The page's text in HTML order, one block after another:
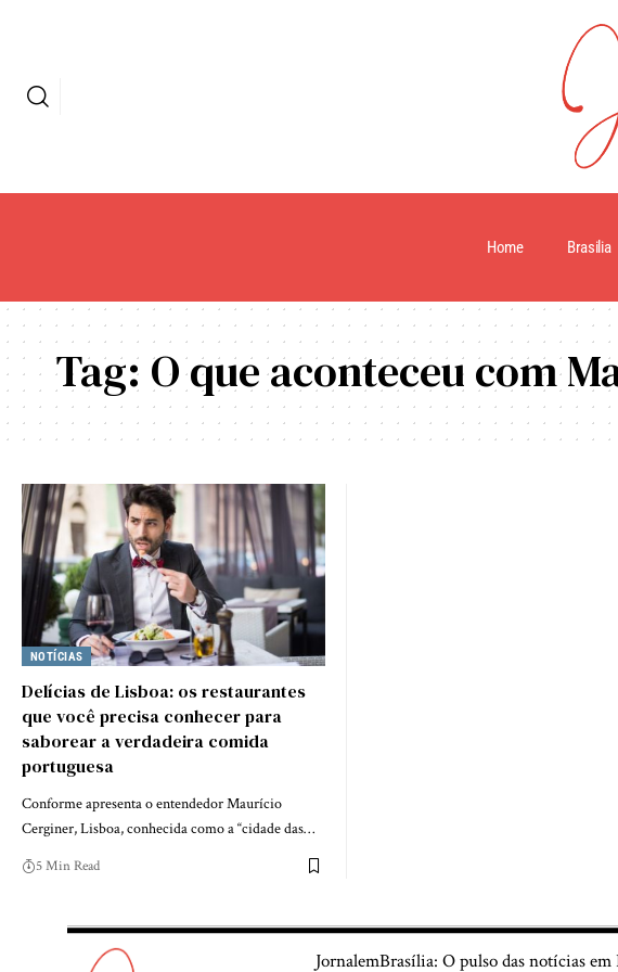
Home Brasilia
Tag: O que aconteceu com
NOTÍCIAS
Delícias de Lisboa: os restaurantes
que você precisa conhecer para
saborear a verdadeira comida
portuguesa
Conforme apresenta o entendedor Maurício
Cerginer, Lisboa, conhecida como a “cidade das…
5 Min Read
JornalemBrasília: O pulso das notícias